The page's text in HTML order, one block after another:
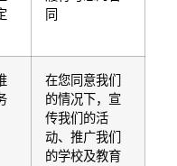
同
在您同意我们
的情况下，宣
传我们的活
动、推广我们
的学校及教育